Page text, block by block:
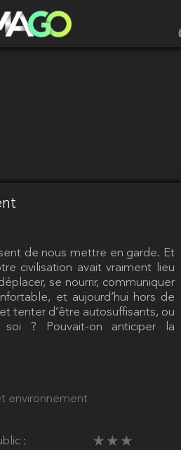
de nous mettre en garde. Et
civilisation avait vraiment lieu
se nourrir, communiquer
et aujourd’hui hors de
tenter d’être autosuffisants, ou
? Pouvait-on anticiper la
environnement
: